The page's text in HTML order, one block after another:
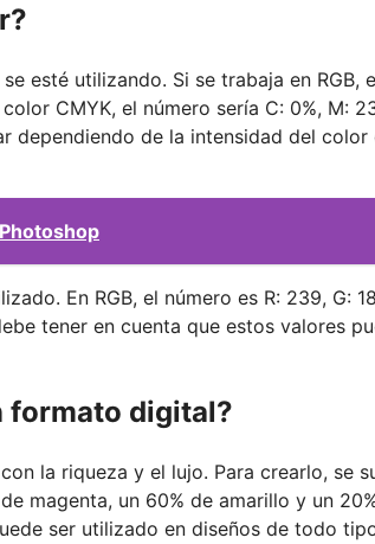
esté utilizando. Si se trabaja en RGB,
CMYK, el número sería C: 0%, M:
dependiendo de la intensidad del color
En RGB, el número es R: 239, G:
tener en cuenta que estos valores
formato digital?
la riqueza y el lujo. Para crearlo, se
magenta, un 60% de amarillo y un
ser utilizado en diseños de todo